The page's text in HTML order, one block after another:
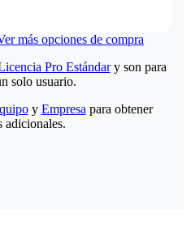
más opciones de compra
Pro Estándary son para
solo usuario.
y Empresa para obtener
adicionales.